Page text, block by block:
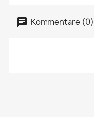
Kommentare (0)